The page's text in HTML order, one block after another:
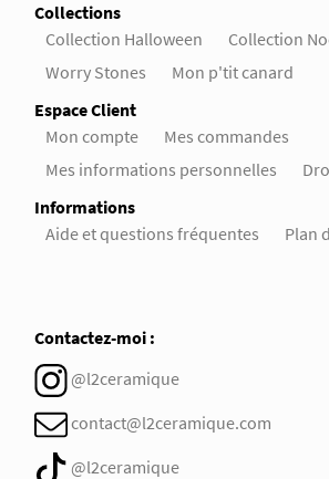
Collections
Collection Halloween
Collection
Worry Stones
Mon p'tit canard
Espace Client
Mon compte
Mes commandes
Mes informations personnelles
Informations
Aide et questions fréquentes
Plan
Contactez-moi :
@l2ceramique
contact@l2ceramique.com
@l2ceramique